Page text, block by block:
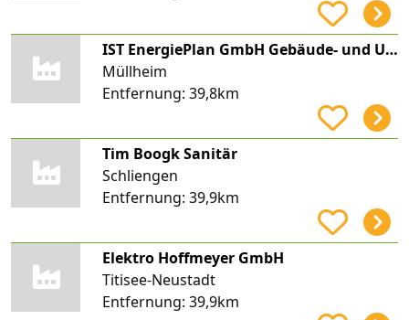
IST EnergiePlan GmbH Gebäude- und Umwelttechnik
Müllheim
Entfernung: 39,8km
Tim Boogk Sanitär
Schliengen
Entfernung: 39,9km
Elektro Hoffmeyer GmbH
Titisee-Neustadt
Entfernung: 39,9km